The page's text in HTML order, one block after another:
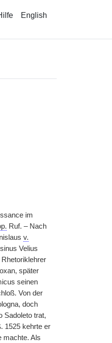
English
im
Ruf. – Nach
v.
Velius
später
seinen
Von der
doch
Sadoleto trat,
1525 kehrte er
machte. Als